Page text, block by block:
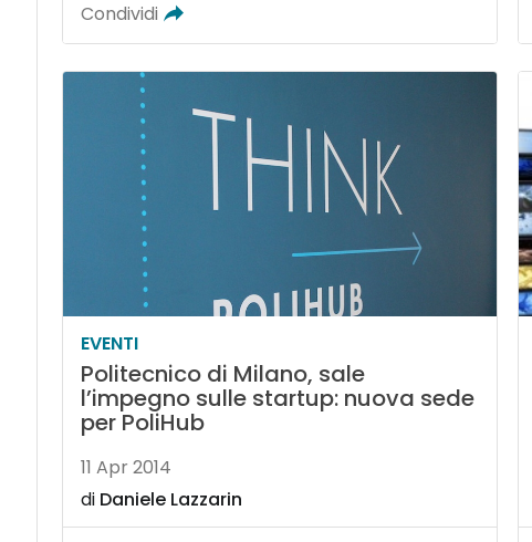
Condividi
EVENTI
Politecnico di Milano, sale
l’impegno sulle startup: nuova sede
per PoliHub
11 Apr 2014
di Daniele Lazzarin